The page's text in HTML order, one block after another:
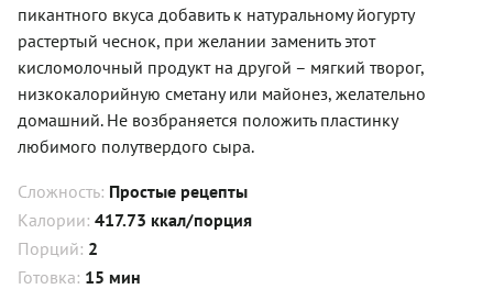
пикантного вкуса добавить к натуральному йогурту
растертый чеснок, при желании заменить этот
кисломолочный продукт на другой – мягкий творог,
низкокалорийную сметану или майонез, желательно
домашний. Не возбраняется положить пластинку
любимого полутвердого сыра.
Сложность: Простые рецепты
Калории: 417.73 ккал/порция
Порций: 2
Готовка: 15 мин